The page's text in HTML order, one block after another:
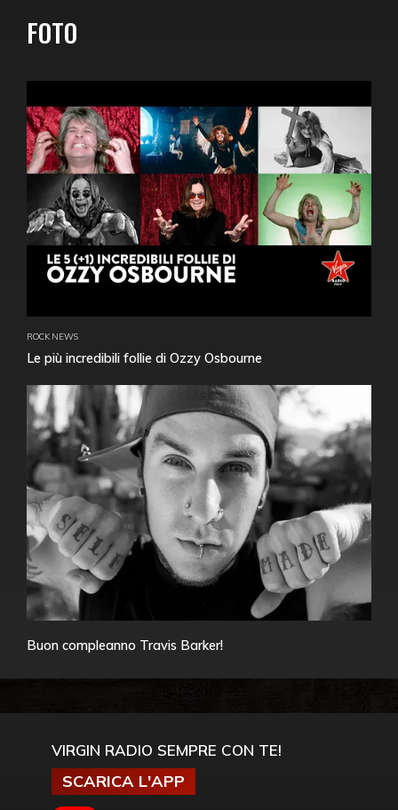
FOTO
ROCK NEWS
Le più incredibili follie di Ozzy Osbourne
Buon compleanno Travis Barker!
VIRGIN RADIO SEMPRE CON TE!
SCARICA L'APP